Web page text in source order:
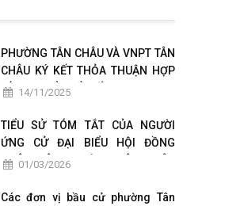
PHƯỜNG TÂN CHÂU VÀ VNPT TÂN
CHÂU KÝ KẾT THỎA THUẬN HỢP
TÁC CHUYỂN ĐỔI SỐ
14/11/2025
TIỂU SỬ TÓM TẮT CỦA NGƯỜI
ỨNG CỬ ĐẠI BIỂU HỘI ĐỒNG
NHÂN DÂN PHƯỜNG TÂN CHÂU
01/03/2026
Các đơn vị bầu cử phường Tân